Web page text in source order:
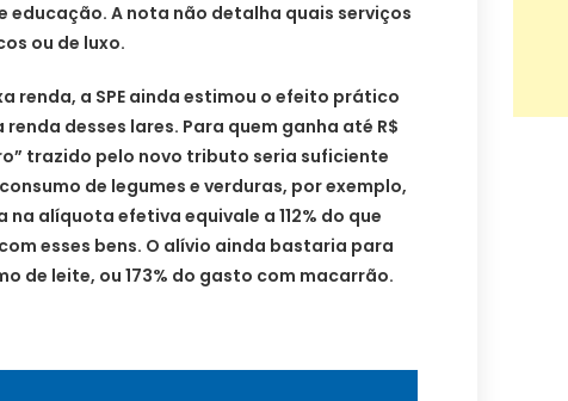
educação. A nota não detalha quais serviços
ou de luxo.
renda, a SPE ainda estimou o efeito prático
renda desses lares. Para quem ganha até R$
trazido pelo novo tributo seria suficiente
de legumes e verduras, por exemplo,
na alíquota efetiva equivale a 112% do que
esses bens. O alívio ainda bastaria para
de leite, ou 173% do gasto com macarrão.